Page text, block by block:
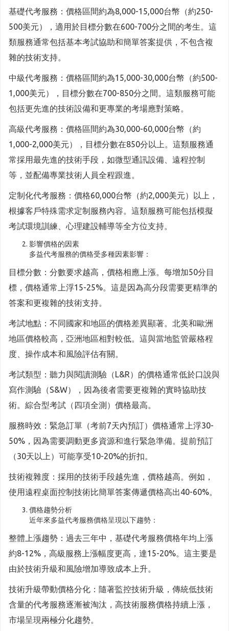
基礎代考服務：價格區間約為8,000-15,000台幣（約250-
500美元），適用於目標分數在600-700分之間的考生。這
類服務通常包括基本考試協助和簡單答案提供，不包含複
雜的技術支持。
中級代考服務：價格區間約為15,000-30,000台幣（約500-
1,000美元），目標分數在700-850分之間。這類服務可能
包括更先進的技術設備和更專業的考場應對策略。
高級代考服務：價格區間約為30,000-60,000台幣（約
1,000-2,000美元），目標分數在850分以上。這類服務通
常採用最先進的技術手段，如微型通訊設備、遠程控制
等，並配備專業技術人員全程跟進。
定制化代考服務：價格60,000台幣（約2,000美元）以上，
根據客戶特殊需求定制服務內容。這類服務可能包括模擬
考試環境訓練、心理建設輔導等全方位支持。
影響價格的因素
多益代考服務的價格受多種因素影響：
目標分數：分數要求越高，價格相應上漲。每增加50分目
標，價格通常上浮15-25%。這是因為高分段需要更精準的
答案和更複雜的技術支持。
考試地點：不同國家和地區的價格差異顯著。北美和歐洲
地區價格較高，亞洲地區相對較低。這與當地監管嚴格程
度、操作成本和風險評估有關。
考試類型：聽力與閱讀測驗（L&R）的價格通常低於口說與
寫作測驗（S&W），因為後者需要更複雜的實時協助技
術。綜合型考試（四項全測）價格最高。
服務時效：緊急訂單（考前7天內預訂）價格通常上浮30-
50%，因為需要調動更多資源和進行緊急準備。提前預訂
（30天以上）可能享受10-20%的折扣。
技術複雜度：採用的技術手段越先進，價格越高。例如，
使用遠程桌面控制技術比簡單答案傳遞價格高出40-60%。
價格趨勢分析
近年來多益代考服務價格呈現以下趨勢：
整體上漲趨勢：過去三年中，基礎代考服務價格年均上漲
約8-12%，高級服務上漲幅度更高，達15-20%。這主要是
由於技術升級和風險增加導致成本上升。
技術升級帶動價格分化：隨著監控技術升級，傳統低技術
含量的代考服務逐漸被淘汰，高技術服務價格持續上漲，
市場呈現兩極分化趨勢。